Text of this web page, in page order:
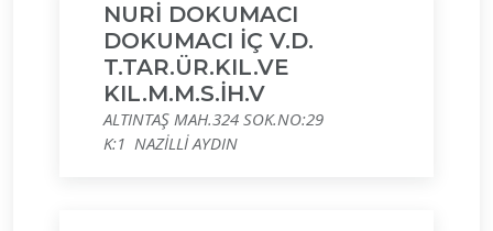
NURİ DOKUMACI
DOKUMACI İÇ V.D.
T.TAR.ÜR.KIL.VE
KIL.M.M.S.İH.V
ALTINTAŞ MAH.324 SOK.NO:29
K:1 NAZİLLİ AYDIN